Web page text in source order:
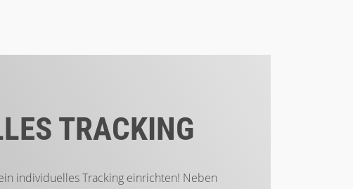
TRACKING
individuelles Tracking einrichten! Neben